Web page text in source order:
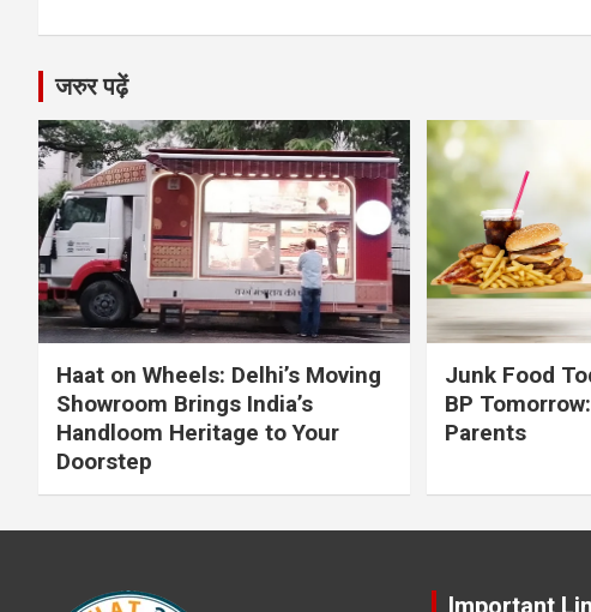
जरुर पढ़ें
Haat on Wheels: Delhi’s Moving
Showroom Brings India’s
Handloom Heritage to Your
Doorstep
Junk Food
BP
Parents
Important